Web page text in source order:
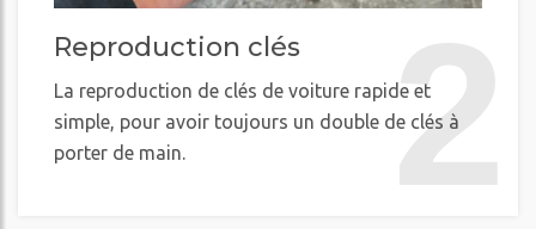
2
Reproduction clés
La reproduction de clés de voiture rapide et
simple, pour avoir toujours un double de clés à
porter de main.